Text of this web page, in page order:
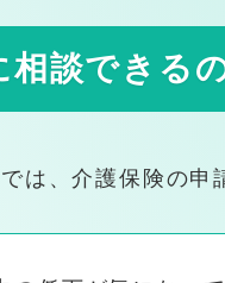
いる4+1自治体の話
アマネジャ
相談できる
は、介護保険の申